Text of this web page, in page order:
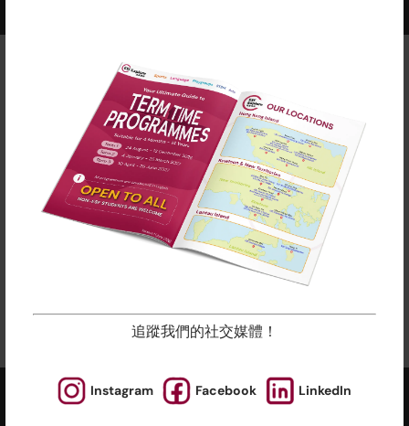
追蹤我們的社交媒體！
Instagram Facebook LinkedIn
探新 提供各種適合所有學齡的課程。 除體育課程和
語言學習外，我們亦設有藝術、STEM 和遊戲小組課
在上面點擊“了解更多”查看我們的學期表。
所有課程按堂數比例收費，隨時加入吧！